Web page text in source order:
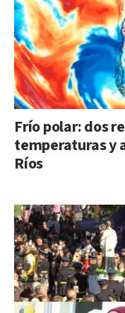
Frío polar: dos
temperaturas y
Ríos